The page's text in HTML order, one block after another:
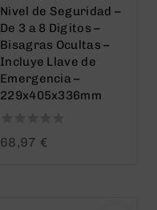
Nivel de Seguridad –
De 3 a 8 Digitos –
Bisagras Ocultas –
Incluye Llave de
Emergencia –
229x405x336mm
0
68,97 €